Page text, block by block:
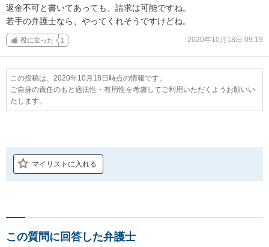
返金不可と書いてあっても、請求は可能ですね。
若手の弁護士なら、やってくれそうですけどね。
役に立った 1 2020年10月18日 09:19
この投稿は、2020年10月18日時点の情報です。
ご自身の責任のもと適法性・有用性を考慮してご利用いただくようお願いい
たします。
マイリストに入れる
この質問に回答した弁護士